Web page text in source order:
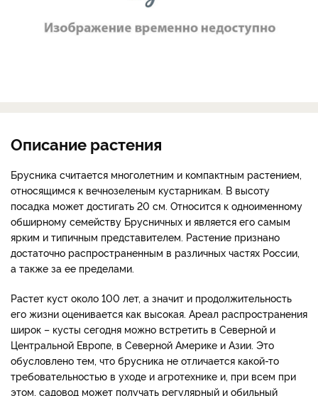
Описание растения
Брусника считается многолетним и компактным растением,
относящимся к вечнозеленым кустарникам. В высоту
посадка может достигать 20 см. Относится к одноименному
обширному семейству Брусничных и является его самым
ярким и типичным представителем. Растение признано
достаточно распространенным в различных частях России,
а также за ее пределами.
Растет куст около 100 лет, а значит и продолжительность
его жизни оценивается как высокая. Ареал распространения
широк – кусты сегодня можно встретить в Северной и
Центральной Европе, в Северной Америке и Азии. Это
обусловлено тем, что брусника не отличается какой-то
требовательностью в уходе и агротехнике и, при всем при
этом, садовод может получать регулярный и обильный